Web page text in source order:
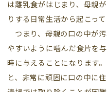
は離乳食がはじまり、母親
りする日常生活から起こって
つまり、母親の口の中が
やすいように噛んだ食片を
時に与えることになります
と、非常に頑固に口の中に